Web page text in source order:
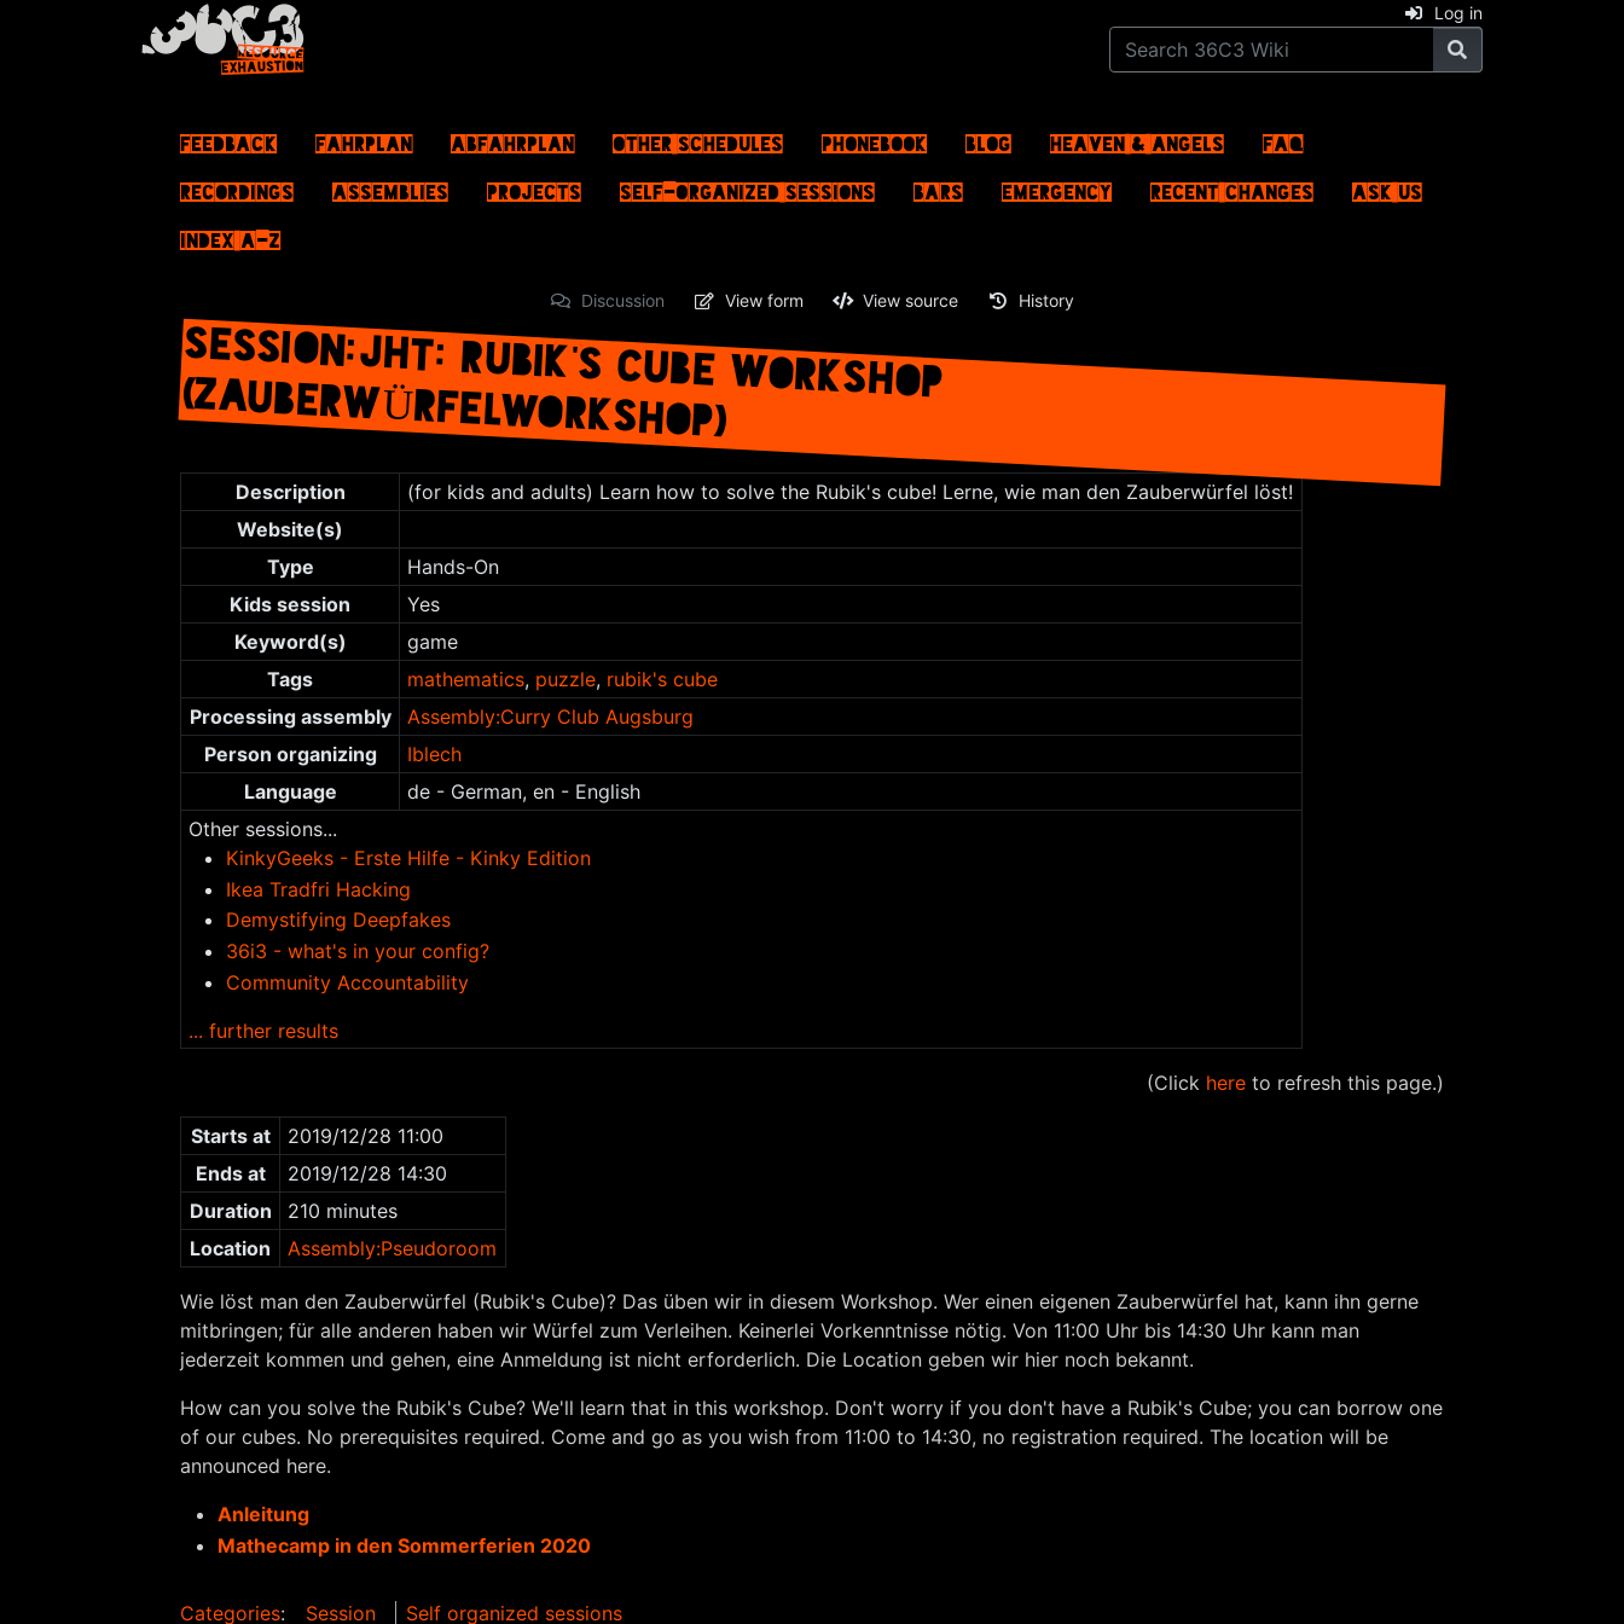
Log in
Feedback Fahrplan ABFahrplan Other schedules Phonebook Blog Heaven & Angels
FAQ
Recordings
Assemblies Projects Self-Organized Sessions Bars Emergency Recent changes
Ask us
Index A–Z
Discussion View form View source History
SESSION:JHT: RUBIK'S CUBE WORKSHOP
(ZAUBERWÜRFELWORKSHOP)
Jump to:navigation search
Description
(for kids and adults) Learn how to solve the Rubik's cube! Lerne, wie man den Zauberwürfel löst!
Website(s)
Type
Hands-On
Kids session
Yes
Keyword(s)
game
Tags
mathematics, puzzle, rubik's cube
Processing assembly
Assembly:Curry Club Augsburg
Person organizing
Iblech
Language
de - German, en - English
Other sessions...
KinkyGeeks - Erste Hilfe - Kinky Edition
Ikea Tradfri Hacking
Demystifying Deepfakes
36i3 - what's in your config?
Community Accountability
... further results
(Click here to refresh this page.)
Starts at
2019/12/28 11:00
Ends at
2019/12/28 14:30
Duration
210 minutes
Location
Assembly:Pseudoroom
Wie löst man den Zauberwürfel (Rubik's Cube)? Das üben wir in diesem Workshop. Wer einen eigenen Zauberwürfel hat, kann ihn gerne
mitbringen; für alle anderen haben wir Würfel zum Verleihen. Keinerlei Vorkenntnisse nötig. Von 11:00 Uhr bis 14:30 Uhr kann man
jederzeit kommen und gehen, eine Anmeldung ist nicht erforderlich. Die Location geben wir hier noch bekannt.
How can you solve the Rubik's Cube? We'll learn that in this workshop. Don't worry if you don't have a Rubik's Cube; you can borrow one
of our cubes. No prerequisites required. Come and go as you wish from 11:00 to 14:30, no registration required. The location will be
announced here.
Anleitung
Mathecamp in den Sommerferien 2020
Categories: Session Self organized sessions